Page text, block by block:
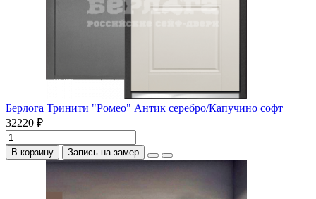
Берлога Тринити "Ромео" Антик серебро/Капучино софт
32220 ₽
В корзину Запись на замер